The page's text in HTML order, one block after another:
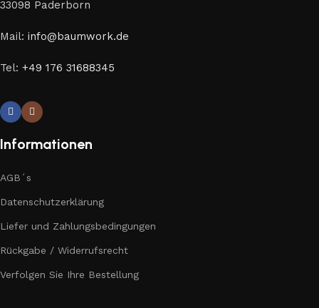
33098 Paderborn
Mail: info@baumwork.de
Tel: +49 176 31688345
Informationen
AGB´s
Datenschutzerklärung
Liefer und Zahlungsbedingungen
Rückgabe / Widerrufsrecht
Verfolgen Sie Ihre Bestellung